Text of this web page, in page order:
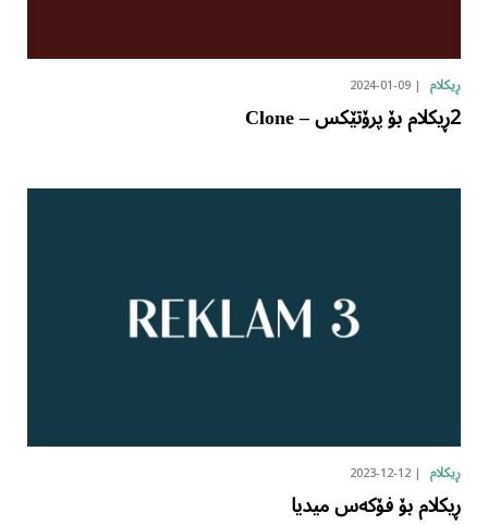
ڕیکلام 2024-01-09
2ڕیکلام بۆ پرۆتێکس – Clone
ڕیکلام 2023-12-12
ڕیکلام بۆ فۆکەس میدیا